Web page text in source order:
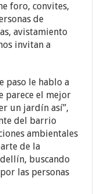
foro, convites,
de
avistamiento
invitan a
paso le hablo a
parece el mejor
un jardín así”,
del barrio
ambientales
de la
buscando
las personas